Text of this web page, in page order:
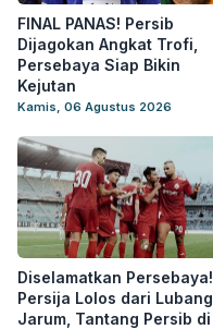
FINAL PANAS! Persib
Dijagokan Angkat Trofi,
Persebaya Siap Bikin
Kejutan
Kamis, 06 Agustus 2026
Diselamatkan Persebaya!
Persija Lolos dari Lubang
Jarum, Tantang Persib di